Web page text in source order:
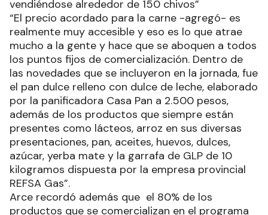
vendiéndose alrededor de 150 chivos”
“El precio acordado para la carne -agregó- es
realmente muy accesible y eso es lo que atrae
mucho a la gente y hace que se aboquen a todos
los puntos fijos de comercialización. Dentro de
las novedades que se incluyeron en la jornada, fue
el pan dulce relleno con dulce de leche, elaborado
por la panificadora Casa Pan a 2.500 pesos,
además de los productos que siempre están
presentes como lácteos, arroz en sus diversas
presentaciones, pan, aceites, huevos, dulces,
azúcar, yerba mate y la garrafa de GLP de 10
kilogramos dispuesta por la empresa provincial
REFSA Gas”.
Arce recordó además que el 80% de los
productos que se comercializan en el programa